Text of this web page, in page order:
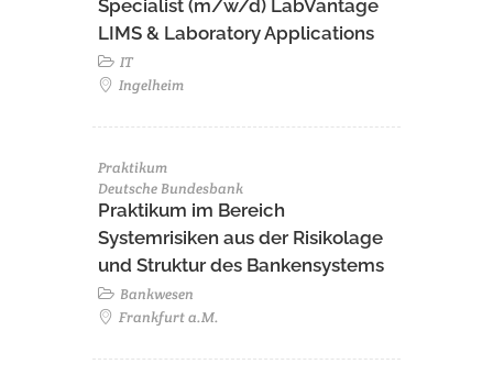
Specialist (m/w/d) LabVantage
LIMS & Laboratory Applications
IT
Ingelheim
Praktikum
Deutsche Bundesbank
Praktikum im Bereich
Systemrisiken aus der Risikolage
und Struktur des Bankensystems
Bankwesen
Frankfurt a.M.